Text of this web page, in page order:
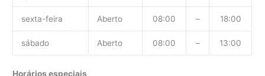
sexta-feira Aberto 08:00 – 18:00
sábado Aberto 08:00 – 13:00
Horários especiais